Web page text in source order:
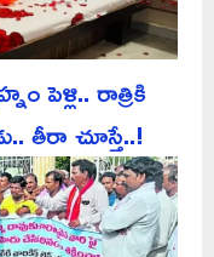
పెళ్లి.. రాత్రికి
తీరా చూస్తే..!